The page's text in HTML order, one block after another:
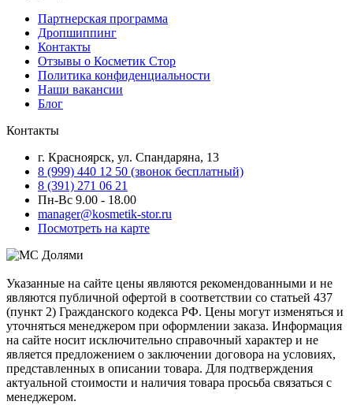
Партнерская программа
Дропшиппинг
Контакты
Отзывы о Косметик Стор
Политика конфиденциальности
Наши вакансии
Блог
Контакты
г. Красноярск, ул. Спандаряна, 13
8 (999) 440 12 50 (звонок бесплатный)
8 (391) 271 06 21
Пн-Вс 9.00 - 18.00
manager@kosmetik-stor.ru
Посмотреть на карте
Указанные на сайте цены являются рекомендованными и не
являются публичной офертой в соответствии со статьей 437
(пункт 2) Гражданского кодекса РФ. Цены могут изменяться и
уточняться менеджером при оформлении заказа. Информация
на сайте носит исключительно справочный характер и не
является предложением о заключении договора на условиях,
представленных в описании товара. Для подтверждения
актуальной стоимости и наличия товара просьба связаться с
менеджером.